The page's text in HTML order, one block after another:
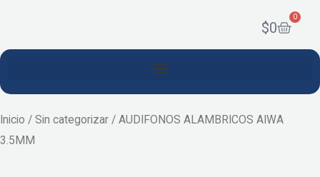
$0
0
Cart
Inicio / Sin categorizar / AUDIFONOS ALAMBRICOS AIWA
3.5MM